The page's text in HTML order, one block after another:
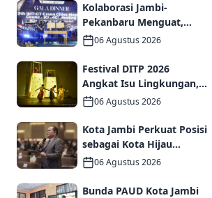
Kolaborasi Jambi-
Pekanbaru Menguat,
MoU dan PKS
Ditandatangani pada Gala
Dinner GCMC IMT-GT ke-9
Tahun 2026
06 Agustus 2026
Festival DITP 2026
Angkat Isu Lingkungan,
Wawako Diza Apresiasi
06 Agustus 2026
Kota Jambi Perkuat Posisi
sebagai Kota Hijau
Melalui Forum
Internasional IMT-GT
GCMC 2026
06 Agustus 2026
Bunda PAUD Kota Jambi